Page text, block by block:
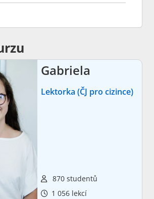
Gabriela
Lektorka (ČJ pro cizince)
870 studentů
1 056 lekcí